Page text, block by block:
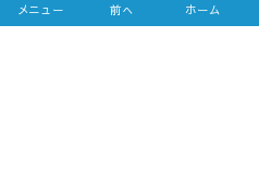
Online Shop
メニュー 前へ ホーム